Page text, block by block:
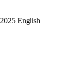
2025English